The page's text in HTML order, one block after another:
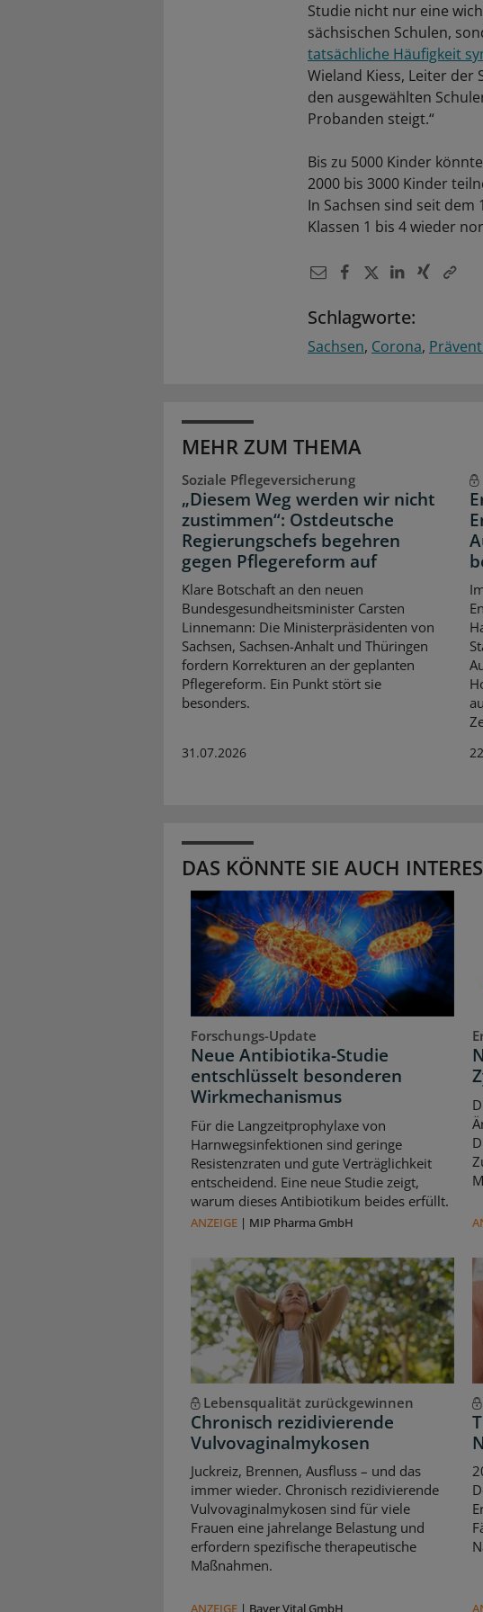
Studie nicht nur eine
sächsischen Schulen,
tatsächliche Häufigkeit
Wieland Kiess, Leiter der
den ausgewählten
Probanden steigt.“
Bis zu 5000 Kinder
2000 bis 3000 Kinder
In Sachsen sind seit
Klassen 1 bis 4 wieder
Schlagworte:
Sachsen Corona
MEHR ZUM THEMA
Soziale Pflegeversicherung
„Diesem Weg werden wir nicht
zustimmen“: Ostdeutsche
Regierungschefs begehren
gegen Pflegereform auf
Klare Botschaft an den neuen
Bundesgesundheitsminister Carsten
Linnemann: Die Ministerpräsidenten von
Sachsen, Sachsen-Anhalt und Thüringen
fordern Korrekturen an der geplanten
Pflegereform. Ein Punkt stört sie
besonders.
31.07.2026
DAS KÖNNTE SIE AUCH
Forschungs-Update
Neue Antibiotika-Studie
entschlüsselt besonderen
Wirkmechanismus
Für die Langzeitprophylaxe von
Harnwegsinfektionen sind geringe
Resistenzraten und gute Verträglichkeit
entscheidend. Eine neue Studie zeigt,
warum dieses Antibiotikum beides erfüllt.
ANZEIGE | MIP Pharma GmbH
Lebensqualität zurückgewinnen
Chronisch rezidivierende
Vulvovaginalmykosen
Juckreiz, Brennen, Ausfluss – und das
immer wieder. Chronisch rezidivierende
Vulvovaginalmykosen sind für viele
Frauen eine jahrelange Belastung und
erfordern spezifische therapeutische
Maßnahmen.
ANZEIGE | Bayer Vital GmbH